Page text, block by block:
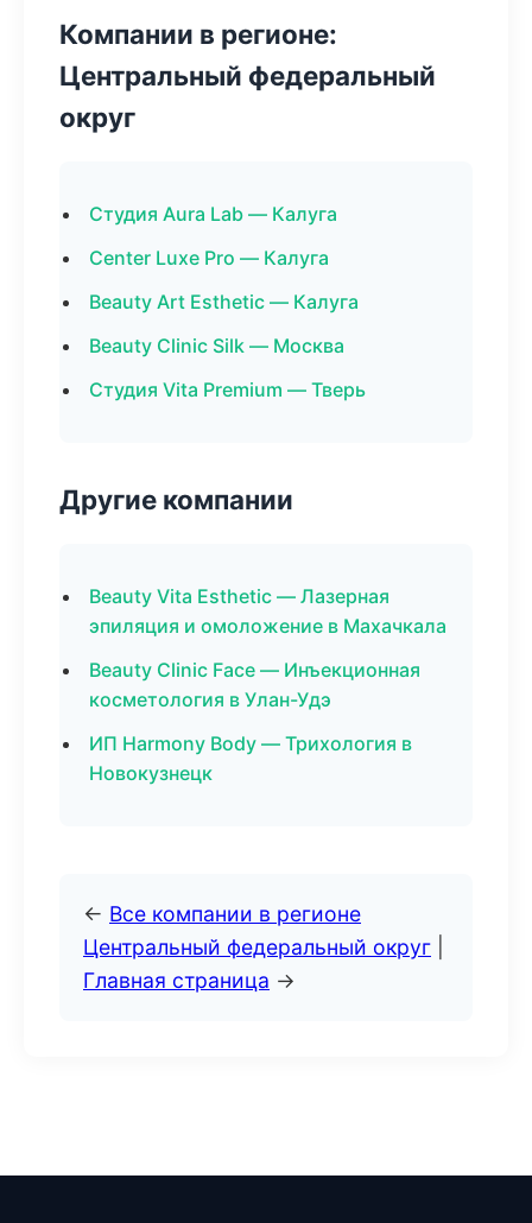
Компании в регионе:
Центральный федеральный
округ
Студия Aura Lab — Калуга
Center Luxe Pro — Калуга
Beauty Art Esthetic — Калуга
Beauty Clinic Silk — Москва
Студия Vita Premium — Тверь
Другие компании
Beauty Vita Esthetic — Лазерная
эпиляция и омоложение в Махачкала
Beauty Clinic Face — Инъекционная
косметология в Улан-Удэ
ИП Harmony Body — Трихология в
Новокузнецк
← Все компании в регионе
Центральный федеральный округ
Главная страница →